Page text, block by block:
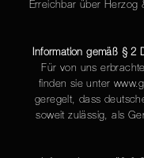
Erreichbar über Herzog
Information gemäß § 2
Für von uns
finden sie unter
geregelt, dass
soweit zulässig, als